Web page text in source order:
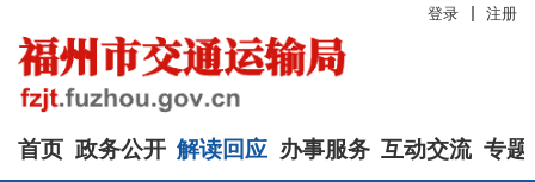
登录 注册
首页 政务公开 解读回应 办事服务 互动交流 专题